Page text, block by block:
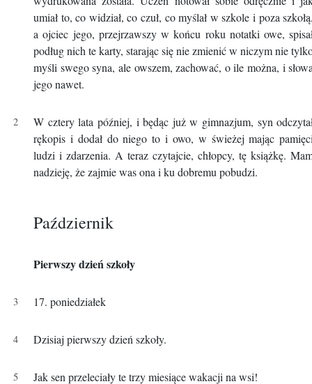
umiał to, co widział, co czuł, co myślał w szkole i poza
a ojciec jego, przejrzawszy w końcu roku notatki owe,
podług nich te karty, starając się nie zmienić w niczym nie
myśli swego syna, ale owszem, zachować, o ile można, i
jego nawet.
W cztery lata później, i będąc już w gimnazjum, syn
rękopis i dodał do niego to i owo, w świeżej mając
ludzi i zdarzenia. A teraz czytajcie, chłopcy, tę książkę.
nadzieję, że zajmie was ona i ku dobremu pobudzi.
Październik
Pierwszy dzień szkoły
17. poniedziałek
Dzisiaj pierwszy dzień szkoły.
Jak sen przeleciały te trzy miesiące wakacji na wsi!